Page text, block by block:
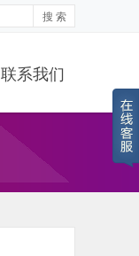
搜 索
联系我们